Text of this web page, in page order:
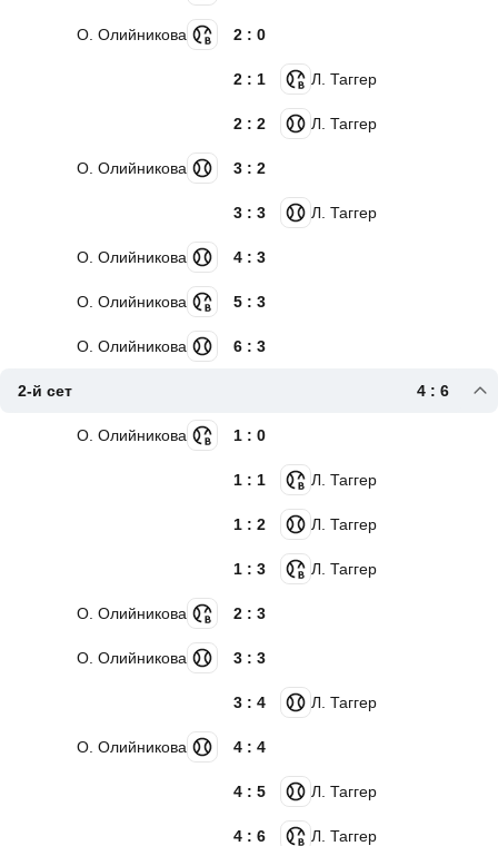
О. Олийникова 2 : 0
Л. Таггер
2 : 1
Л. Таггер
2 : 2
О. Олийникова 3 : 2
Л. Таггер
3 : 3
О. Олийникова 4 : 3
О. Олийникова 5 : 3
О. Олийникова 6 : 3
2-й сет 4 : 6
О. Олийникова 1 : 0
Л. Таггер
1 : 1
Л. Таггер
1 : 2
Л. Таггер
1 : 3
О. Олийникова 2 : 3
О. Олийникова 3 : 3
Л. Таггер
3 : 4
О. Олийникова 4 : 4
Л. Таггер
4 : 5
Л. Таггер
4 : 6